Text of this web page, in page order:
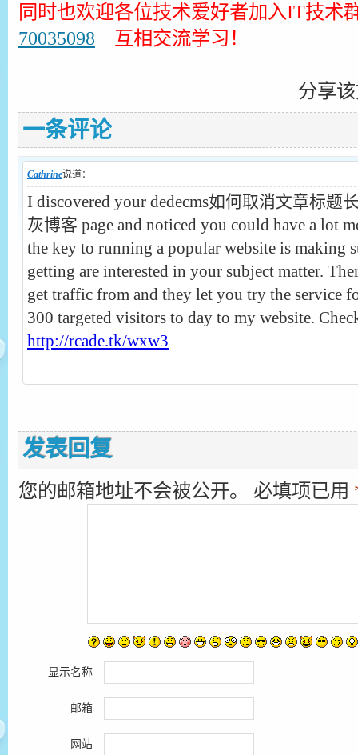
同时也欢迎各位技术爱好者加入IT技术
70035098 互相交流学习！
分享
一条评论
Cathrine说道：
I discovered your dedecms如何取消文章标题
灰博客 page and noticed you could have a lot
the key to running a popular website is making
getting are interested in your subject matter.
get traffic from and they let you try the service
300 targeted visitors to day to my website.
http://rcade.tk/wxw3
发表回复
您的邮箱地址不会被公开。 必填项已用
显示名称
邮箱
网站